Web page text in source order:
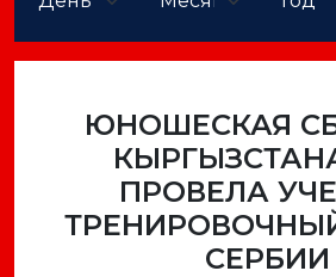
ЮНОШЕСКАЯ
ПРОВЕЛА
СЕРБИИ